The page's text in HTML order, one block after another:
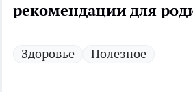
рекомендации для
Здоровье Полезное